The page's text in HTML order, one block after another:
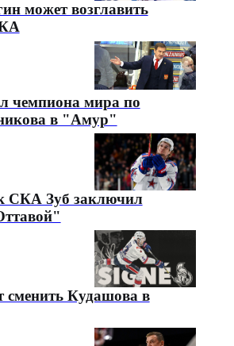
может возглавить
чемпиона мира по
в "Амур"
СКА Зуб заключил
сменить Кудашова в